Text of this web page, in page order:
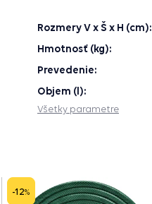
Rozmery V x Š x H (cm):
Hmotnosť (kg):
Prevedenie:
Objem (l):
Všetky parametre
-12%